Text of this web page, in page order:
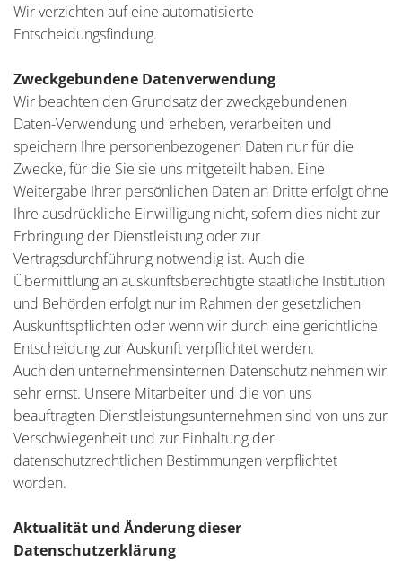
Wir verzichten auf eine automatisierte
Entscheidungsfindung.
Zweckgebundene Datenverwendung
Wir beachten den Grundsatz der zweckgebundenen
Daten-Verwendung und erheben, verarbeiten und
speichern Ihre personenbezogenen Daten nur für die
Zwecke, für die Sie sie uns mitgeteilt haben. Eine
Weitergabe Ihrer persönlichen Daten an Dritte erfolgt ohne
Ihre ausdrückliche Einwilligung nicht, sofern dies nicht zur
Erbringung der Dienstleistung oder zur
Vertragsdurchführung notwendig ist. Auch die
Übermittlung an auskunftsberechtigte staatliche Institution
und Behörden erfolgt nur im Rahmen der gesetzlichen
Auskunftspflichten oder wenn wir durch eine gerichtliche
Entscheidung zur Auskunft verpflichtet werden.
Auch den unternehmensinternen Datenschutz nehmen wir
sehr ernst. Unsere Mitarbeiter und die von uns
beauftragten Dienstleistungsunternehmen sind von uns zur
Verschwiegenheit und zur Einhaltung der
datenschutzrechtlichen Bestimmungen verpflichtet
worden.
Aktualität und Änderung dieser
Datenschutzerklärung